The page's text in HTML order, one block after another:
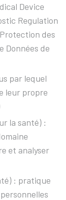
Device
Regulation
des
Données de
par lequel
leur propre
la santé) :
et analyser
: pratique